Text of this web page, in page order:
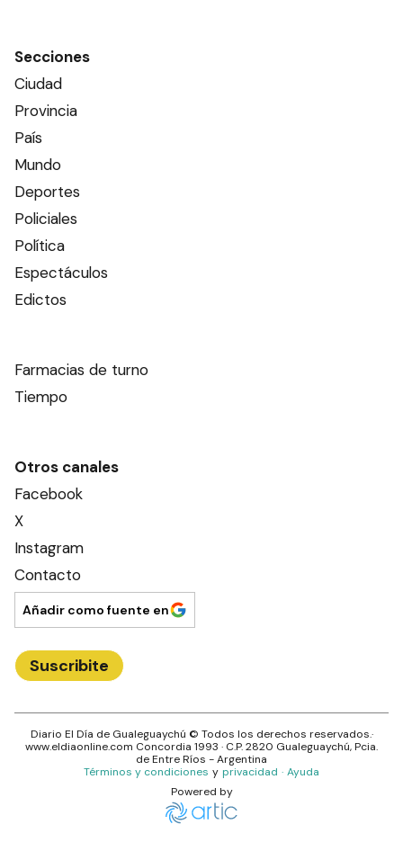
Secciones
Ciudad
Provincia
País
Mundo
Deportes
Policiales
Política
Espectáculos
Edictos
Farmacias de turno
Tiempo
Otros canales
Facebook
X
Instagram
Contacto
Añadir como fuente en
Suscribite
Diario El Día de Gualeguaychú © Todos los derechos reservados.·
www.eldiaonline.com Concordia 1993 · C.P.2820 Gualeguaychú, Pcia.
deEntre Ríos - Argentina
Términos y condiciones y privacidad · Ayuda
Powered by